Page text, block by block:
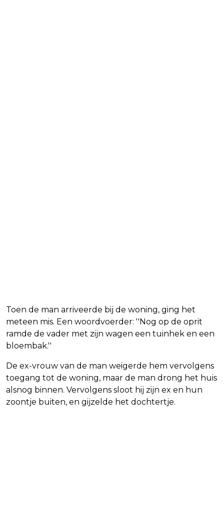
Toen de man arriveerde bij de woning, ging het
meteen mis. Een woordvoerder: ''Nog op de oprit
ramde de vader met zijn wagen een tuinhek en een
bloembak.''
De ex-vrouw van de man weigerde hem vervolgens
toegang tot de woning, maar de man drong het huis
alsnog binnen. Vervolgens sloot hij zijn ex en hun
zoontje buiten, en gijzelde het dochtertje.